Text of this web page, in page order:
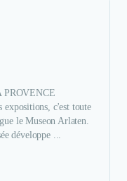
PROVENCE
c'est toute
le Museon Arlaten.
développe ...